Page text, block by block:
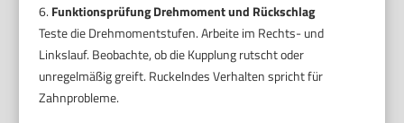
6. Funktionsprüfung Drehmoment und Rückschlag
Teste die Drehmomentstufen. Arbeite im Rechts- und
Linkslauf. Beobachte, ob die Kupplung rutscht oder
unregelmäßig greift. Ruckelndes Verhalten spricht für
Zahnprobleme.